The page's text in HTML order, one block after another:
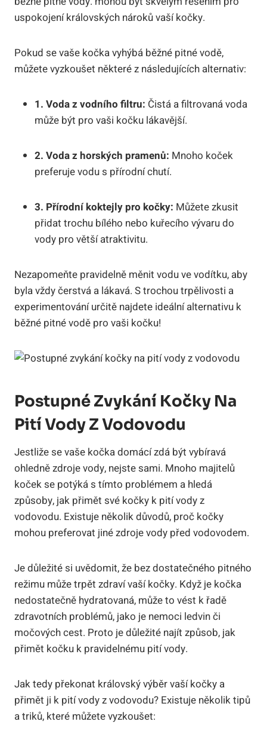
uspokojení královských nároků vaší kočky.
Pokud se vaše kočka vyhýbá běžné pitné vodě,
můžete vyzkoušet některé z následujících alternativ:
1. Voda z vodního filtru: Čistá a filtrovaná voda
může být pro vaši kočku lákavější.
2. Voda z horských pramenů: Mnoho koček
preferuje vodu s přírodní chutí.
3. Přírodní koktejly pro kočky: Můžete zkusit
přidat trochu bílého nebo kuřecího vývaru do
vody pro větší atraktivitu.
Nezapomeňte pravidelně měnit vodu ve vodítku, aby
byla vždy čerstvá a lákavá. S trochou trpělivosti a
experimentování určitě najdete ideální alternativu k
běžné pitné vodě pro vaši kočku!
Postupné Zvykání Kočky Na
Pití Vody Z Vodovodu
Jestliže se vaše kočka domácí zdá být vybíravá
ohledně zdroje vody, nejste sami. Mnoho majitelů
koček se potýká s tímto problémem a hledá
způsoby, jak přimět své kočky k pití vody z
vodovodu. Existuje několik důvodů, proč kočky
mohou preferovat jiné zdroje vody před vodovodem.
Je důležité si uvědomit, že bez dostatečného pitného
režimu může trpět zdraví vaší kočky. Když je kočka
nedostatečně hydratovaná, může to vést k řadě
zdravotních problémů, jako je nemoci ledvin či
močových cest. Proto je důležité najít způsob, jak
přimět kočku k pravidelnému pití vody.
Jak tedy překonat královský výběr vaší kočky a
přimět ji k pití vody z vodovodu? Existuje několik tipů
a triků, které můžete vyzkoušet: